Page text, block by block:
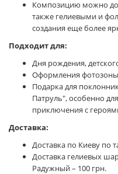
Композицию можно
также гелиевыми и
создания еще более
Подходит для:
Дня рождения,
Оформления
Подарка для
Патруль", особенно
приключения с
Доставка:
Доставка по Киеву по
Доставка гелиевых
Радужный – 100 грн.